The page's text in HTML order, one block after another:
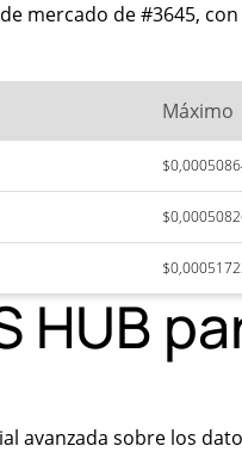
mercado de #3645,
Máximo
HUB
sobre los